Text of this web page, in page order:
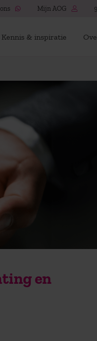
Mijn AOG
Kennis & inspiratie
en